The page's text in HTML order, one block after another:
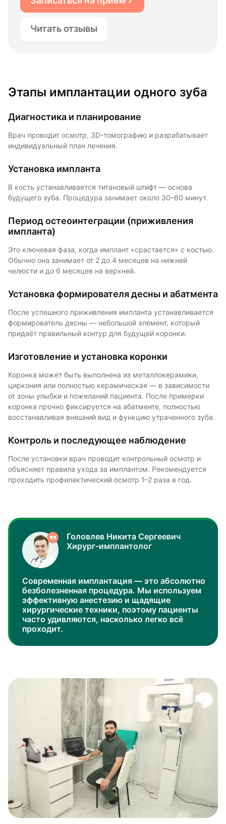
Читать отзывы
Этапы имплантации одного зуба
Диагностика и планирование
Врач проводит осмотр, 3D-томографию и разрабатывает
индивидуальный план лечения.
Установка импланта
В кость устанавливается титановый штифт — основа
будущего зуба. Процедура занимает около 30–60 минут.
Период остеоинтеграции (приживления
импланта)
Это ключевая фаза, когда имплант «срастается» с костью.
Обычно она занимает от 2 до 4 месяцев на нижней
челюсти и до 6 месяцев на верхней.
Установка формирователя десны и абатмента
После успешного приживления импланта устанавливается
формирователь десны — небольшой элемент, который
придаёт правильный контур для будущей коронки.
Изготовление и установка коронки
Коронка может быть выполнена из металлокерамики,
циркония или полностью керамическая — в зависимости
от зоны улыбки и пожеланий пациента. После примерки
коронка прочно фиксируется на абатменте, полностью
восстанавливая внешний вид и функцию утраченного зуба.
Контроль и последующее наблюдение
После установки врач проводит контрольный осмотр и
объясняет правила ухода за имплантом. Рекомендуется
проходить профилактический осмотр 1–2 раза в год.
Головлев Никита Сергеевич
Хирург-имплантолог
Современная имплантация — это абсолютно
безболезненная процедура. Мы используем
эффективную анестезию и щадящие
хирургические техники, поэтому пациенты
часто удивляются, насколько легко всё
проходит.